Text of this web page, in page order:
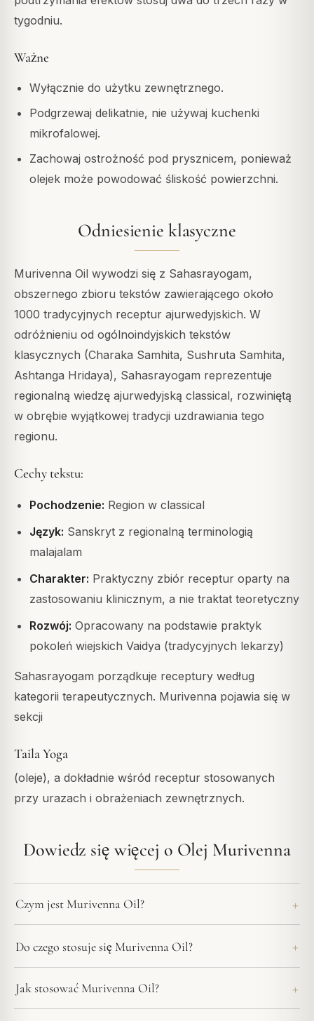
tygodniu.
Ważne
Wyłącznie do użytku zewnętrznego.
Podgrzewaj delikatnie, nie używaj kuchenki
mikrofalowej.
Zachowaj ostrożność pod prysznicem, ponieważ
olejek może powodować śliskość powierzchni.
Odniesienie klasyczne
Murivenna Oil wywodzi się z Sahasrayogam,
obszernego zbioru tekstów zawierającego około
1000 tradycyjnych receptur ajurwedyjskich. W
odróżnieniu od ogólnoindyjskich tekstów
klasycznych (Charaka Samhita, Sushruta Samhita,
Ashtanga Hridaya), Sahasrayogam reprezentuje
regionalną wiedzę ajurwedyjską classical, rozwiniętą
w obrębie wyjątkowej tradycji uzdrawiania tego
regionu.
Cechy tekstu:
Pochodzenie: Region w classical
Język: Sanskryt z regionalną terminologią
malajalam
Charakter: Praktyczny zbiór receptur oparty na
zastosowaniu klinicznym, a nie traktat teoretyczny
Rozwój: Opracowany na podstawie praktyk
pokoleń wiejskich Vaidya (tradycyjnych lekarzy)
Sahasrayogam porządkuje receptury według
kategorii terapeutycznych. Murivenna pojawia się w
sekcji
Taila Yoga
(oleje), a dokładnie wśród receptur stosowanych
przy urazach i obrażeniach zewnętrznych.
Dowiedz się więcej o Olej Murivenna
Czym jest Murivenna Oil?
Do czego stosuje się Murivenna Oil?
Jak stosować Murivenna Oil?